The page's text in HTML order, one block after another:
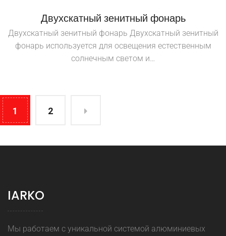
Двухскатный зенитный фонарь
Двухскатный зенитный фонарь Двухскатный зенитный
фонарь используется для освещения естественным
солнечным светом и…
1 2
IARKO
Мы работаем с уникальной системой алюминиевых